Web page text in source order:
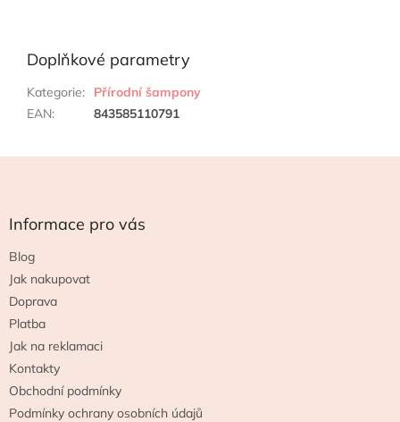
Doplňkové parametry
Kategorie:
Přírodní šampony
EAN: 843585110791
Informace pro vás
Blog
Jak nakupovat
Doprava
Platba
Jak na reklamaci
Kontakty
Obchodní podmínky
Podmínky ochrany osobních údajů